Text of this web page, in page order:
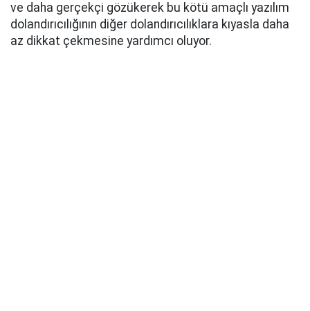
ve daha gerçekçi gözükerek bu kötü amaçlı yazılım
dolandırıcılığının diğer dolandırıcılıklara kıyasla daha
az dikkat çekmesine yardımcı oluyor.